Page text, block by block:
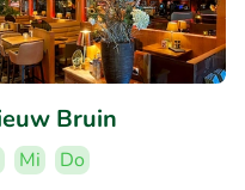
Bruin
Mi
Do